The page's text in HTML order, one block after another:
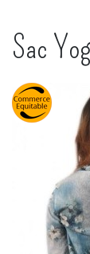
Sac